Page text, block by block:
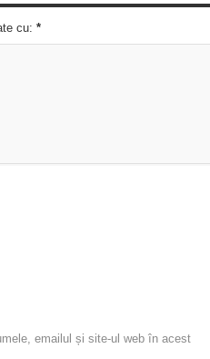
cu: *
emailul și site-ul web în acest